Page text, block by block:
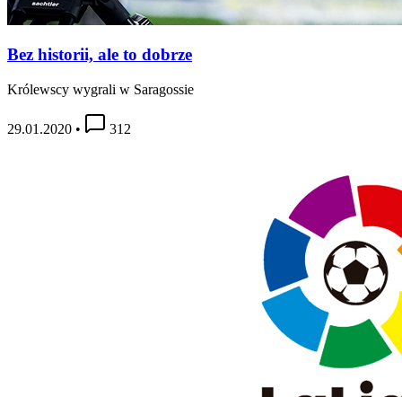
Bez historii, ale to dobrze
Królewscy wygrali w Saragossie
29.01.2020 • 312